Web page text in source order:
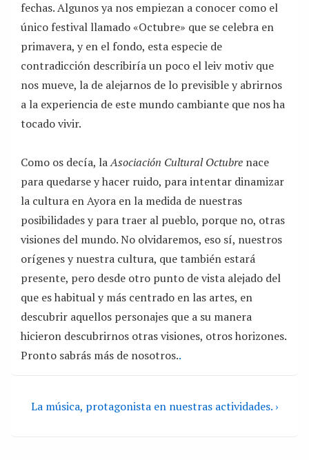
fechas. Algunos ya nos empiezan a conocer como el
único festival llamado «Octubre» que se celebra en
primavera, y en el fondo, esta especie de
contradicción describiría un poco el leiv motiv que
nos mueve, la de alejarnos de lo previsible y abrirnos
a la experiencia de este mundo cambiante que nos ha
tocado vivir.
Como os decía, laAsociación Cultural Octubre nace
para quedarse y hacer ruido, para intentar dinamizar
la cultura en Ayora en la medida de nuestras
posibilidades y para traer al pueblo, porque no, otras
visiones del mundo. No olvidaremos, eso sí, nuestros
orígenes y nuestra cultura, que también estará
presente, pero desde otro punto de vista alejado del
que es habitual y más centrado en las artes, en
descubrir aquellos personajes que a su manera
hicieron descubrirnos otras visiones, otros horizones.
Pronto sabrás más de nosotros..
La música, protagonista en nuestras actividades. ›